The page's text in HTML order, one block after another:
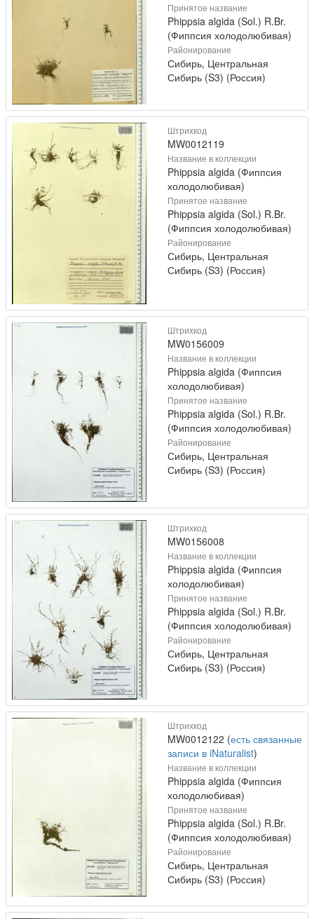
Принятое название
Phippsia algida (Sol.) R.Br.
(Фиппсия холодолюбивая)
Районирование
Сибирь, Центральная
Сибирь (S3) (Россия)
Штрихкод
MW0012119
Название в коллекции
Phippsia algida (Фиппсия
холодолюбивая)
Принятое название
Phippsia algida (Sol.) R.Br.
(Фиппсия холодолюбивая)
Районирование
Сибирь, Центральная
Сибирь (S3) (Россия)
Штрихкод
MW0156009
Название в коллекции
Phippsia algida (Фиппсия
холодолюбивая)
Принятое название
Phippsia algida (Sol.) R.Br.
(Фиппсия холодолюбивая)
Районирование
Сибирь, Центральная
Сибирь (S3) (Россия)
Штрихкод
MW0156008
Название в коллекции
Phippsia algida (Фиппсия
холодолюбивая)
Принятое название
Phippsia algida (Sol.) R.Br.
(Фиппсия холодолюбивая)
Районирование
Сибирь, Центральная
Сибирь (S3) (Россия)
Штрихкод
MW0012122 (есть связанные
записи в iNaturalist)
Название в коллекции
Phippsia algida (Фиппсия
холодолюбивая)
Принятое название
Phippsia algida (Sol.) R.Br.
(Фиппсия холодолюбивая)
Районирование
Сибирь, Центральная
Сибирь (S3) (Россия)